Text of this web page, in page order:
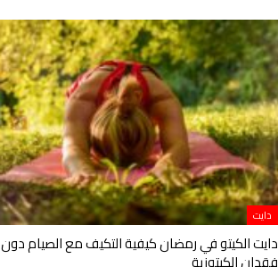
دايت
دايت الكيتو في رمضان كيفية التكيف مع الصيام دون
فقدان الكيتوزية